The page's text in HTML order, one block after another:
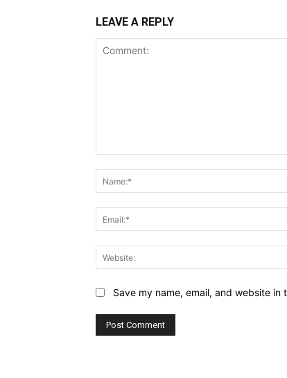
LEAVE A REPLY
Save my name, email, and website